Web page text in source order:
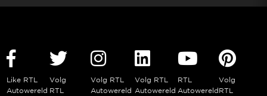
Like RTL
Autowereld
Volg
RTL
Volg RTL
Autowereld
Volg RTL
Autowereld
RTL
Autowereld
Volg
RTL